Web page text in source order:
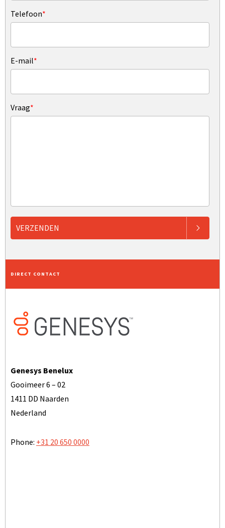
Telefoon*
E-mail*
Vraag*
VERZENDEN
DIRECT CONTACT
Genesys Benelux
Gooimeer 6 – 02
1411 DD Naarden
Nederland
Phone: +31 20 650 0000